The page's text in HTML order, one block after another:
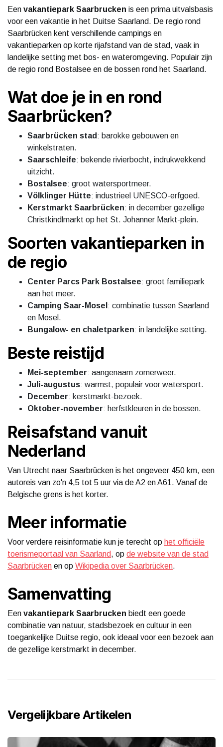
Een vakantiepark Saarbrucken is een prima uitvalsbasis
voor een vakantie in het Duitse Saarland. De regio rond
Saarbrücken kent verschillende campings en
vakantieparken op korte rijafstand van de stad, vaak in
landelijke setting met bos- en wateromgeving. Populair zijn
de regio rond Bostalsee en de bossen rond het Saarland.
Wat doe je in en rond
Saarbrücken?
Saarbrücken stad : barokke gebouwen en
winkelstraten.
Saarschleife: bekende rivierbocht, indrukwekkend
uitzicht.
Bostalsee: groot watersportmeer.
Völklinger Hütte: industrieel UNESCO-erfgoed.
Kerstmarkt Saarbrücken: in december gezellige
Christkindlmarkt op het St. Johanner Markt-plein.
Soorten vakantieparken in
de regio
Center Parcs Park Bostalsee: groot familiepark
aan het meer.
Camping Saar-Mosel : combinatie tussen Saarland
en Mosel.
Bungalow- en chaletparken: in landelijke setting.
Beste reistijd
Mei-september: aangenaam zomerweer.
Juli-augustus: warmst, populair voor watersport.
December: kerstmarkt-bezoek.
Oktober-november: herfstkleuren in de bossen.
Reisafstand vanuit
Nederland
Van Utrecht naar Saarbrücken is het ongeveer 450 km, een
autoreis van zo'n 4,5 tot 5 uur via de A2 en A61. Vanaf de
Belgische grens is het korter.
Meer informatie
Voor verdere reisinformatie kun je terecht op het officiële
toerismeportaal van Saarland, op de website van de stad
Saarbrücken en op Wikipedia over Saarbrücken.
Samenvatting
Een vakantiepark Saarbrucken biedt een goede
combinatie van natuur, stadsbezoek en cultuur in een
toegankelijke Duitse regio, ook ideaal voor een bezoek aan
de gezellige kerstmarkt in december.
Vergelijkbare Artikelen